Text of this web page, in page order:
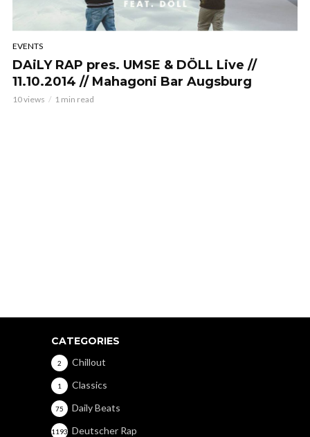
EVENTS
DAiLY RAP pres. UMSE & DÖLL Live //
11.10.2014 // Mahagoni Bar Augsburg
10 views 1 min read
CATEGORIES
Chillout
2
Classics
1
Daily Beats
75
Deutscher Rap
1193